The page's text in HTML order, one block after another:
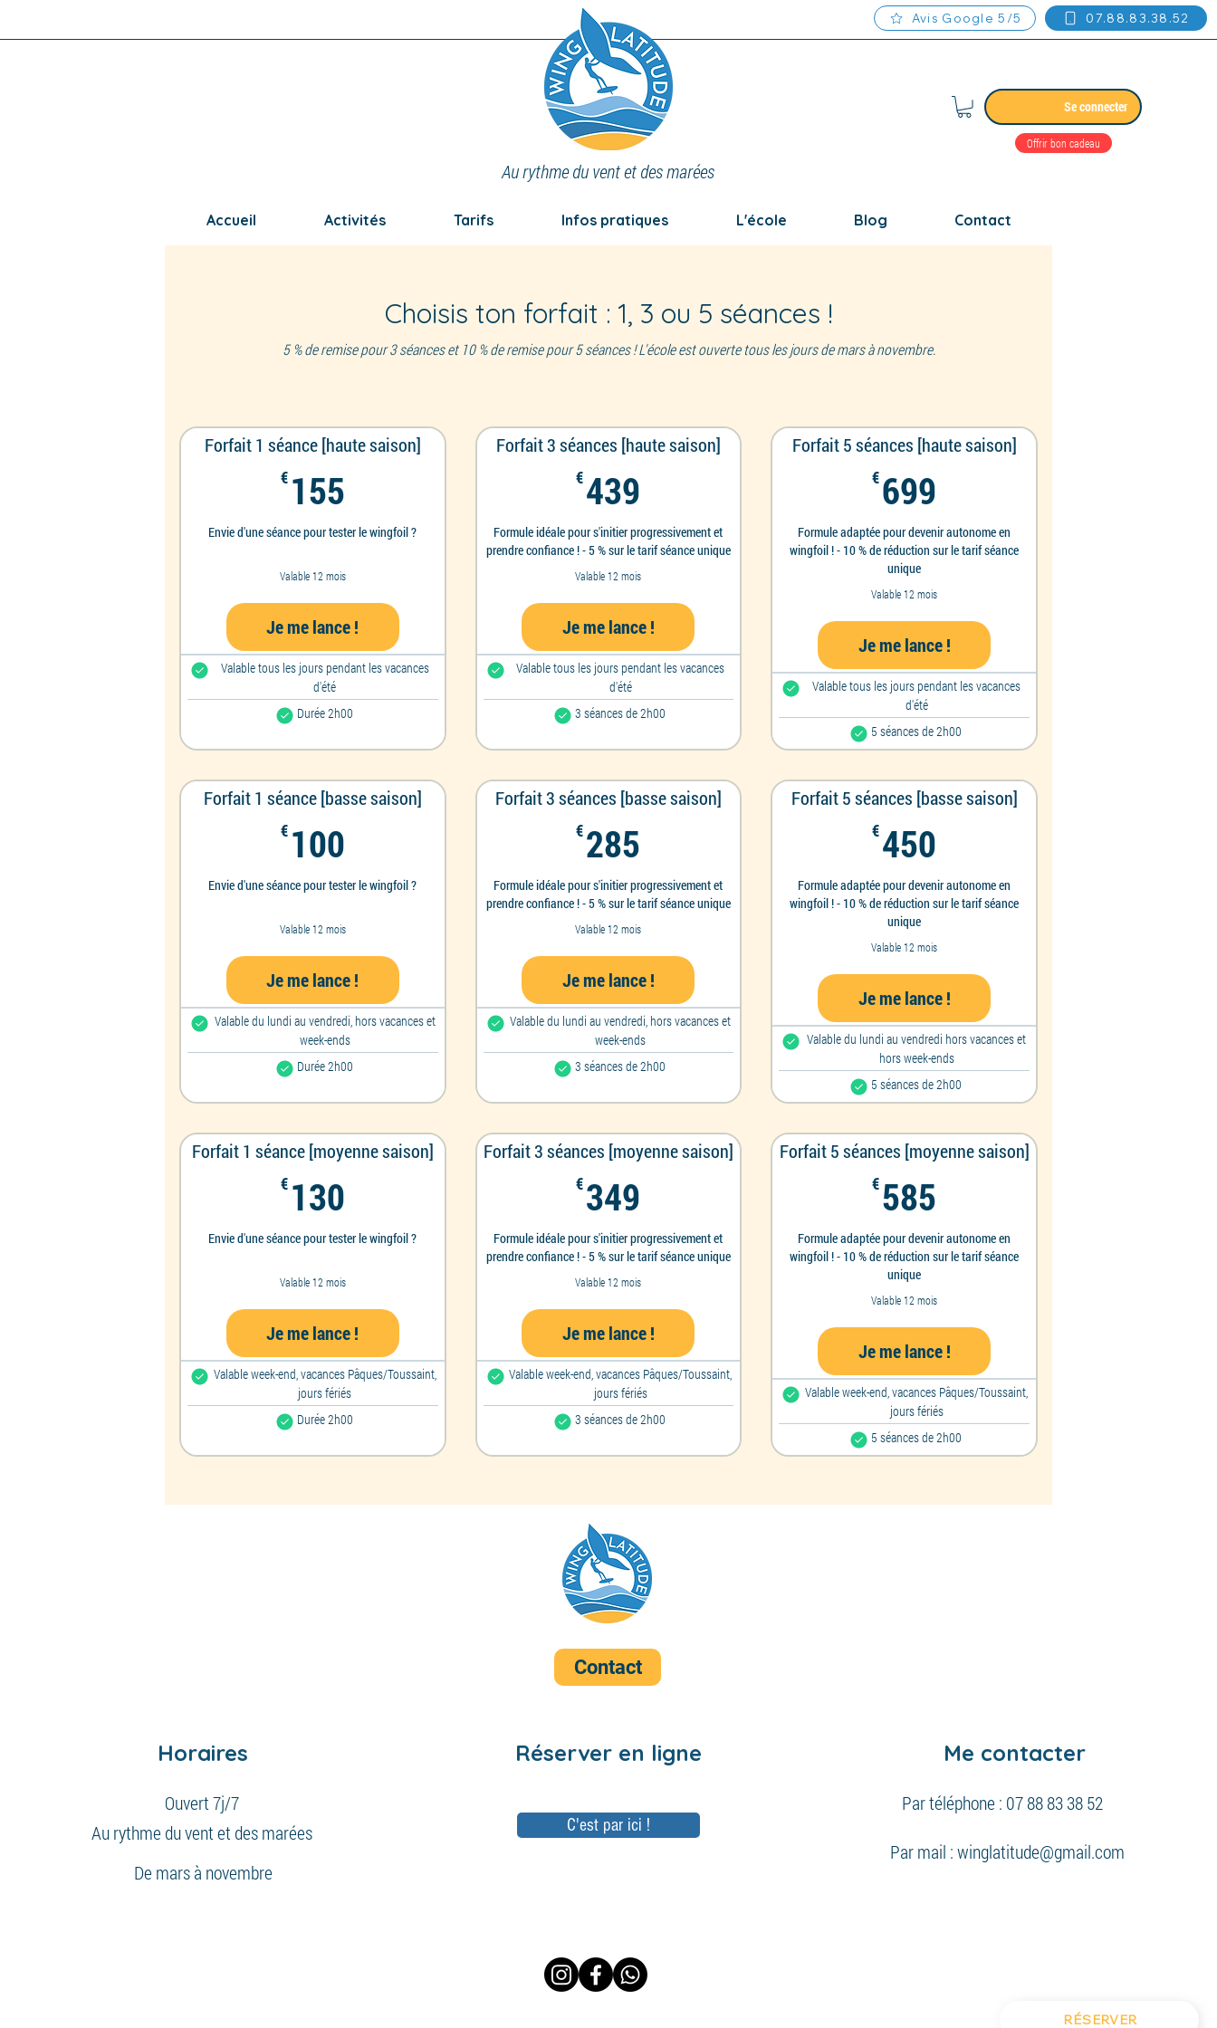
Avis Google 5/5 07.88.83.38.52
Au rythme du vent et des marées
Se connecter
Offrir bon cadeau
Accueil Activités Tarifs Infos pratiques L'école Blog Contact
Choisis ton forfait : 1, 3 ou 5 séances !
5 % de remise pour 3 séances et 10 % de remise pour 5 séances ! L'école est ouverte tous les jours de mars à novembre.
Forfait 1 séance [haute saison]
€ 155
Envie d'une séance pour tester le wingfoil ?
Valable 12 mois
Je me lance !
Valable tous les jours pendant les vacances
d'été
Durée 2h00
Forfait 3 séances [haute saison]
€439
Formule idéale pour s'initier progressivement et
prendre confiance ! - 5 % sur le tarif séance unique
Valable 12 mois
Je me lance !
Valable tous les jours pendant les vacances
d'été
3 séances de 2h00
Forfait 5 séances [haute saison]
€699
Formule adaptée pour devenir autonome en
wingfoil ! - 10 % de réduction sur le tarif séance
unique
Valable 12 mois
Je me lance !
Valable tous les jours pendant les vacances
d'été
5 séances de 2h00
Forfait 1 séance [basse saison]
€ 100
Envie d'une séance pour tester le wingfoil ?
Valable 12 mois
Je me lance !
Valable du lundi au vendredi, hors vacances et
week-ends
Durée 2h00
Forfait 3 séances [basse saison]
€285
Formule idéale pour s'initier progressivement et
prendre confiance ! - 5 % sur le tarif séance unique
Valable 12 mois
Je me lance !
Valable du lundi au vendredi, hors vacances et
week-ends
3 séances de 2h00
Forfait 5 séances [basse saison]
€450
Formule adaptée pour devenir autonome en
wingfoil ! - 10 % de réduction sur le tarif séance
unique
Valable 12 mois
Je me lance !
Valable du lundi au vendredi hors vacances et
hors week-ends
5 séances de 2h00
Forfait 1 séance [moyenne saison]
€ 130
Envie d'une séance pour tester le wingfoil ?
Valable 12 mois
Je me lance !
Valable week-end, vacances Pâques/Toussaint,
jours fériés
Durée 2h00
Forfait 3 séances [moyenne saison]
€349
Formule idéale pour s'initier progressivement et
prendre confiance ! - 5 % sur le tarif séance unique
Valable 12 mois
Je me lance !
Valable week-end, vacances Pâques/Toussaint,
jours fériés
3 séances de 2h00
Forfait 5 séances [moyenne saison]
€585
Formule adaptée pour devenir autonome en
wingfoil ! - 10 % de réduction sur le tarif séance
unique
Valable 12 mois
Je me lance !
Valable week-end, vacances Pâques/Toussaint,
jours fériés
5 séances de 2h00
RÉSERVER
Contact
Horaires
Ouvert 7j/7
Au rythme du vent et des marées
De mars à novembre
Réserver en ligne
C'est par ici !
Me contacter
Par téléphone : 07 88 83 38 52
Par mail :winglatitude@gmail.com